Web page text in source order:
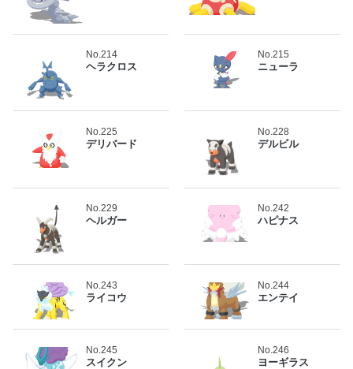
No.214
ヘラクロス
No.215
ニューラ
No.225
デリバード
No.228
デルビル
No.229
ヘルガー
No.242
ハピナス
No.243
ライコウ
No.244
エンテイ
No.245
スイクン
No.246
ヨーギラス